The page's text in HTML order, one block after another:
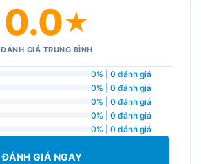
0.0★
ĐÁNH GIÁ TRUNG BÌNH
0% | 0 đánh giá
0% | 0 đánh giá
0% | 0 đánh giá
0% | 0 đánh giá
0% | 0 đánh giá
ĐÁNH GIÁ NGAY